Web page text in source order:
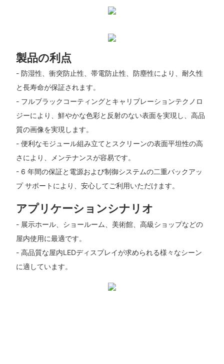
製品の利点
- 防湿性、衝突防止性、帯電防止性、防塵性により、耐久性
と長寿命が保証されます。
- フルブラックコーティングとキャリブレーションテクノロ
ジーにより、鮮やかな色彩と反射のない表面を実現し、高品
質の画像を実現します。
- 便利なモジュール組み立てとスクリーンの表面平坦性の高
さにより、メンテナンスが容易です。
- 6 年間の保証と電源および制御システムの二重バックアッ
プ サポートにより、安心してご利用いただけます。
アプリケーションシナリオ
- 展示ホール、ショールーム、美術館、高級ショップなどの
屋内使用に最適です。
- 高品質な屋内LEDディスプレイが求められる様々なシーン
に適しています。